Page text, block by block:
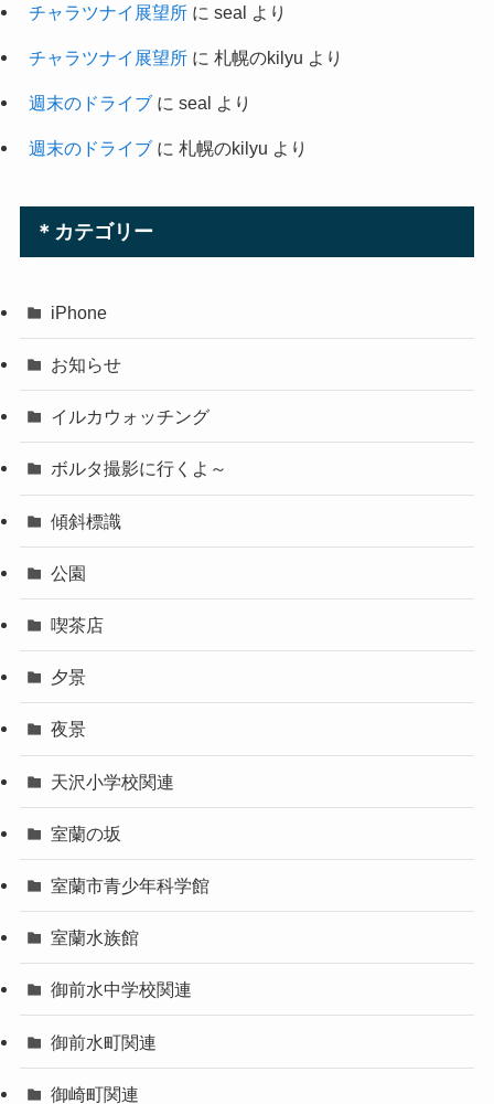
チャラツナイ展望所に seal より
チャラツナイ展望所に 札幌のkilyu より
週末のドライブに seal より
週末のドライブに 札幌のkilyu より
＊カテゴリー
iPhone
お知らせ
イルカウォッチング
ボルタ撮影に行くよ～
傾斜標識
公園
喫茶店
夕景
夜景
天沢小学校関連
室蘭の坂
室蘭市青少年科学館
室蘭水族館
御前水中学校関連
御前水町関連
御崎町関連